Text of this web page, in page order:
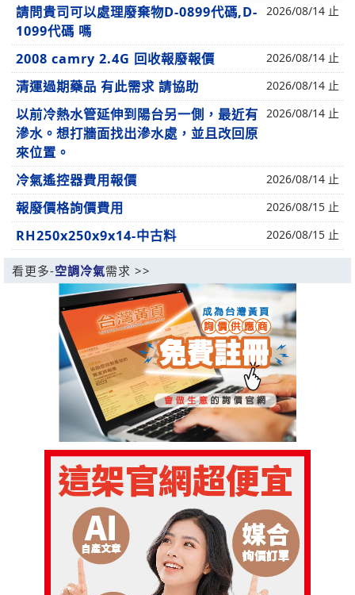
請問貴司可以處理廢棄物D-0899代碼,D-
1099代碼 嗎
2026/08/14 止
2008 camry 2.4G 回收報廢報價 2026/08/14 止
清運過期藥品 有此需求 請協助 2026/08/14 止
以前冷熱水管延伸到陽台另一側，最近有
滲水。想打牆面找出滲水處，並且改回原
來位置。
2026/08/14 止
冷氣遙控器費用報價 2026/08/14 止
報廢價格詢價費用 2026/08/15 止
RH250x250x9x14-中古料 2026/08/15 止
看更多-空調冷氣需求 >>